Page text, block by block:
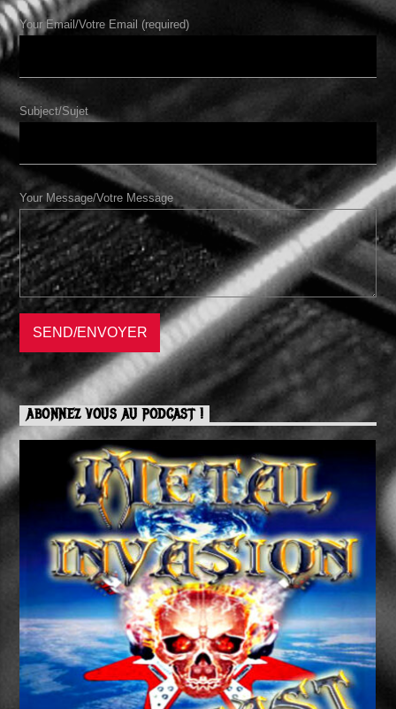
Your Email/Votre Email (required)
Subject/Sujet
Your Message/Votre Message
ABONNEZ VOUS AU PODCAST !